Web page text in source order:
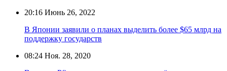
20:16 Июнь 26, 2022
В Японии заявили о планах выделить более $65 млрд на
поддержку государств
08:24 Ноя. 28, 2020